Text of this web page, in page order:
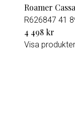
Roamer
R626847 41
4 498 kr
Visa